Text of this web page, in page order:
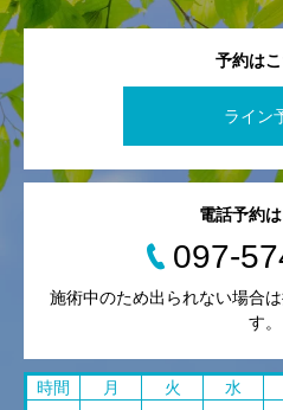
予約は
ライン
電話予約
097-
施術中のため出られない場合
す。
時間 月 火 水